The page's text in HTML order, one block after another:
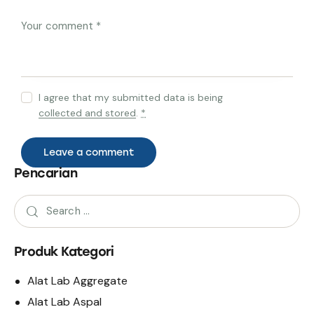
I agree that my submitted data is being
collected and stored *
Pencarian
Produk Kategori
Alat Lab Aggregate
Alat Lab Aspal